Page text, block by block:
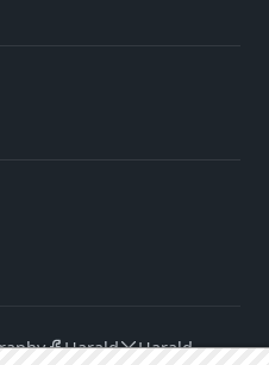
Harald Harald